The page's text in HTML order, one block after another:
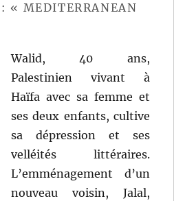
« MEDITERRANEAN
Walid, 40 ans,
Palestinien vivant à
Haïfa avec sa femme et
ses deux enfants, cultive
sa dépression et ses
velléités littéraires.
L’emménagement d’un
nouveau voisin, Jalal,